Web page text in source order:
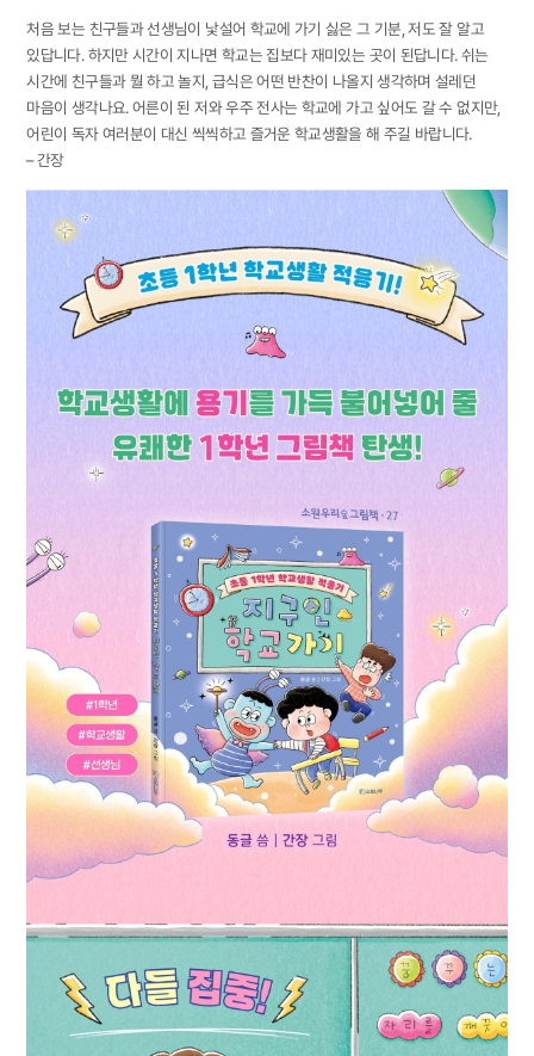
처음 보는 친구들과 선생님이 낯설어 학교에 가기 싫은 그 기분, 저도 잘 알고
있답니다. 하지만 시간이 지나면 학교는 집보다 재미있는 곳이 된답니다. 쉬는
시간에 친구들과 뭘 하고 놀지, 급식은 어떤 반찬이 나올지 생각하며 설레던
마음이 생각나요. 어른이 된 저와 우주 전사는 학교에 가고 싶어도 갈 수 없지만,
어린이 독자 여러분이 대신 씩씩하고 즐거운 학교생활을 해 주길 바랍니다.
– 간장